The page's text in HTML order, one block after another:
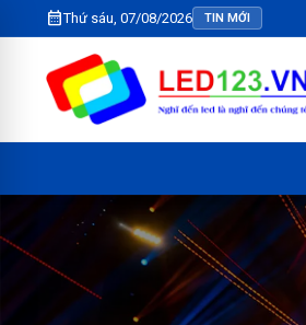
calendar_monthThứ sáu, 07/08/2026 TIN MỚI